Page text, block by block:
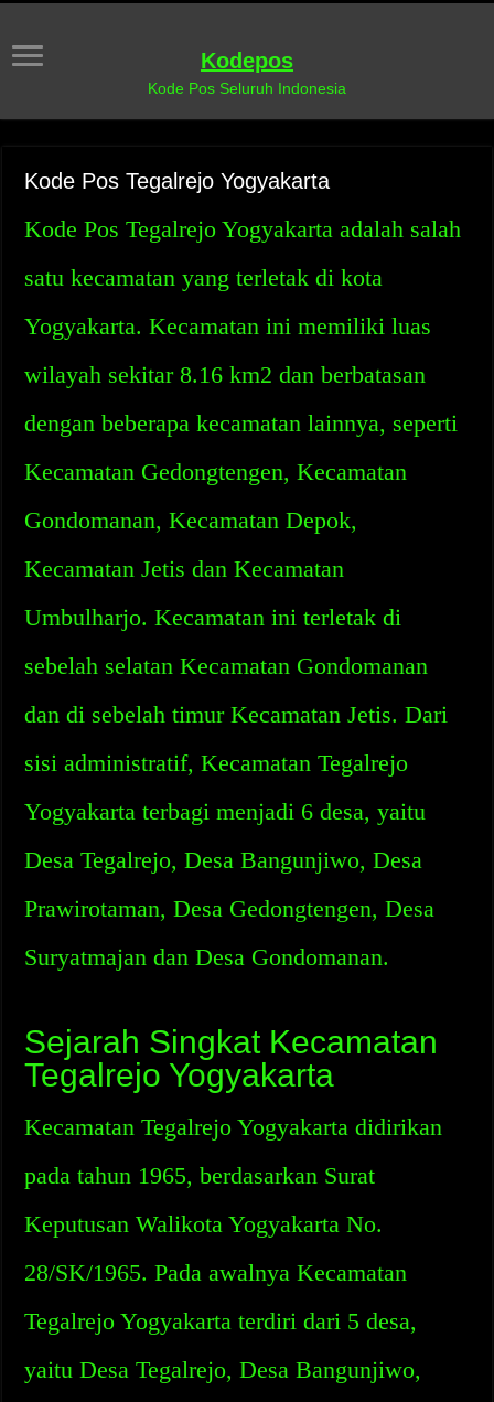
Kodepos
Kode Pos Seluruh Indonesia
Kode Pos Tegalrejo Yogyakarta
Kode Pos Tegalrejo Yogyakarta adalah salah
satu kecamatan yang terletak di kota
Yogyakarta. Kecamatan ini memiliki luas
wilayah sekitar 8.16 km2 dan berbatasan
dengan beberapa kecamatan lainnya, seperti
Kecamatan Gedongtengen, Kecamatan
Gondomanan, Kecamatan Depok,
Kecamatan Jetis dan Kecamatan
Umbulharjo. Kecamatan ini terletak di
sebelah selatan Kecamatan Gondomanan
dan di sebelah timur Kecamatan Jetis. Dari
sisi administratif, Kecamatan Tegalrejo
Yogyakarta terbagi menjadi 6 desa, yaitu
Desa Tegalrejo, Desa Bangunjiwo, Desa
Prawirotaman, Desa Gedongtengen, Desa
Suryatmajan dan Desa Gondomanan.
Sejarah Singkat Kecamatan
Tegalrejo Yogyakarta
Kecamatan Tegalrejo Yogyakarta didirikan
pada tahun 1965, berdasarkan Surat
Keputusan Walikota Yogyakarta No.
28/SK/1965. Pada awalnya Kecamatan
Tegalrejo Yogyakarta terdiri dari 5 desa,
yaitu Desa Tegalrejo, Desa Bangunjiwo,